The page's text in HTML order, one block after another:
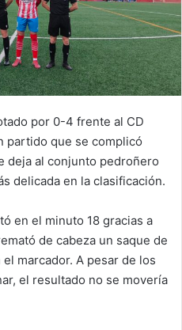
por 0-4 frente al CD
partido que se complicó
deja al conjunto pedroñero
delicada en la clasificación.
en el minuto 18 gracias a
de cabeza un saque de
marcador. A pesar de los
el resultado no se movería